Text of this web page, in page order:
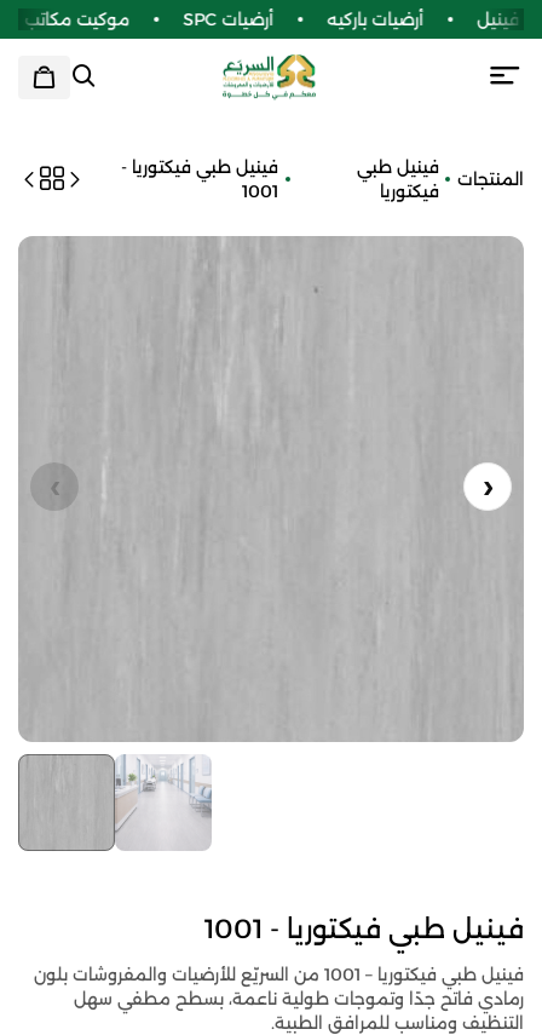
فينيل أرضيات باركيه أرضيات SPC موكيت مكاتب
المنتجات
فينيل طبي
فيكتوريا
فينيل طبي فيكتوريا -
1001
فينيل طبي فيكتوريا - 1001
فينيل طبي فيكتوريا – 1001 من السريّع للأرضيات والمفروشات بلون
رمادي فاتح جدًا وتموجات طولية ناعمة، بسطح مطفي سهل
التنظيف ومناسب للمرافق الطبية.